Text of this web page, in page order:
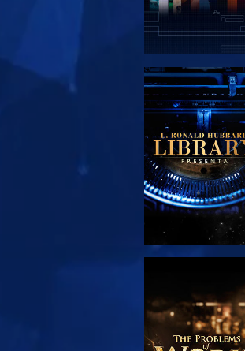
EXPLORA LAS
SERIES
EXPLORA LAS
SERIES